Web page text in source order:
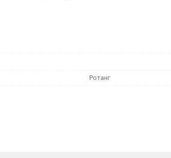
Ротанг